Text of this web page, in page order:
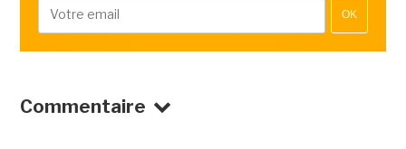
OK
Commentaire